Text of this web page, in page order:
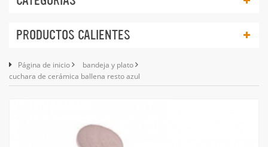
PRODUCTOS CALIENTES
Página de inicio
bandeja y plato
cuchara de cerámica ballena resto azul